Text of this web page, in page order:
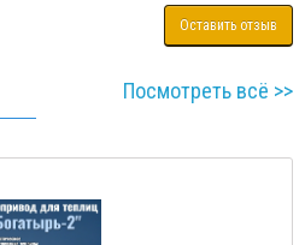
Оставить отзыв
Посмотреть всё >>